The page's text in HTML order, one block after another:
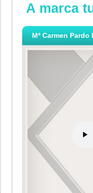
A marca
Mª Carmen